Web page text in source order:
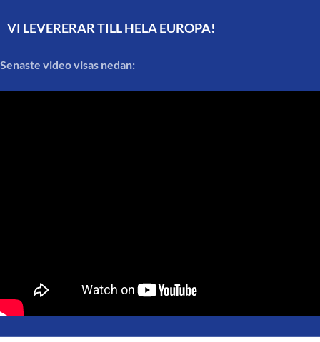
VI LEVERERAR TILL HELA EUROPA!
Senaste video visas nedan: